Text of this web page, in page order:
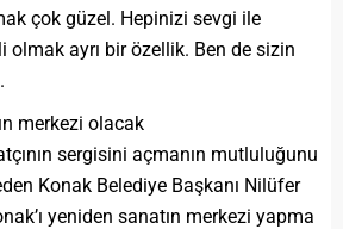
çok güzel. Hepinizi sevgi ile
olmak ayrı bir özellik. Ben de sizin
merkezi olacak
sergisini açmanın mutluluğunu
Konak Belediye Başkanı Nilüfer
yeniden sanatın merkezi yapma